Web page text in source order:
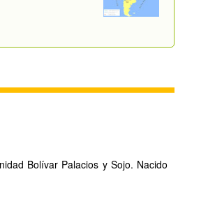
Bolívar Palacios y Sojo. Nacido